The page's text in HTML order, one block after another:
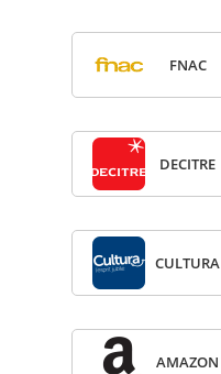
FNAC
DECITRE
CULTURA
AMA­ZON